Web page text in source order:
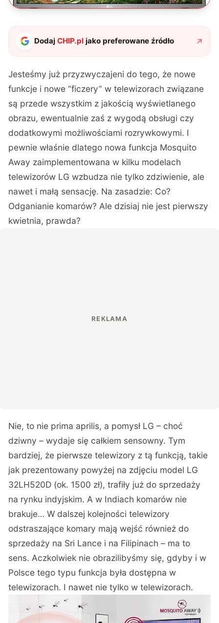
DodajCHIP.pl jako preferowane źródło
Jesteśmy już przyzwyczajeni do tego, że nowe
funkcje i nowe “ficzery” w telewizorach związane
są przede wszystkim z jakością wyświetlanego
obrazu, ewentualnie zaś z wygodą obsługi czy
dodatkowymi możliwościami rozrywkowymi. I
pewnie właśnie dlatego nowa funkcja Mosquito
Away zaimplementowana w kilku modelach
telewizorów LG wzbudza nie tylko zdziwienie, ale
nawet i małą sensację. Na zasadzie: Co?
Odganianie komarów? Ale dzisiaj nie jest pierwszy
kwietnia, prawda?
Nie, to nie prima aprilis, a pomysł LG – choć
dziwny – wydaje się całkiem sensowny. Tym
bardziej, że pierwsze telewizory z tą funkcją, takie
jak prezentowany powyżej na zdjęciu model LG
32LH520D (ok. 1500 zł), trafiły już do sprzedaży
na rynku indyjskim. A w Indiach komarów nie
brakuje… W dalszej kolejności telewizory
odstraszające komary mają wejść również do
sprzedaży na Sri Lance i na Filipinach – ma to
sens. Aczkolwiek nie obrazilibyśmy się, gdyby i w
Polsce tego typu funkcja była dostępna w
telewizorach. I nawet nie tylko w telewizorach.